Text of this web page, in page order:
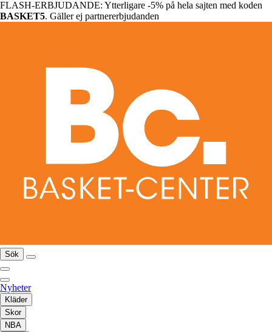
FLASH-ERBJUDANDE: Ytterligare -5% på hela sajten med koden
BASKET5. Gäller ej partnererbjudanden
Sök
Nyheter
Kläder
Skor
NBA